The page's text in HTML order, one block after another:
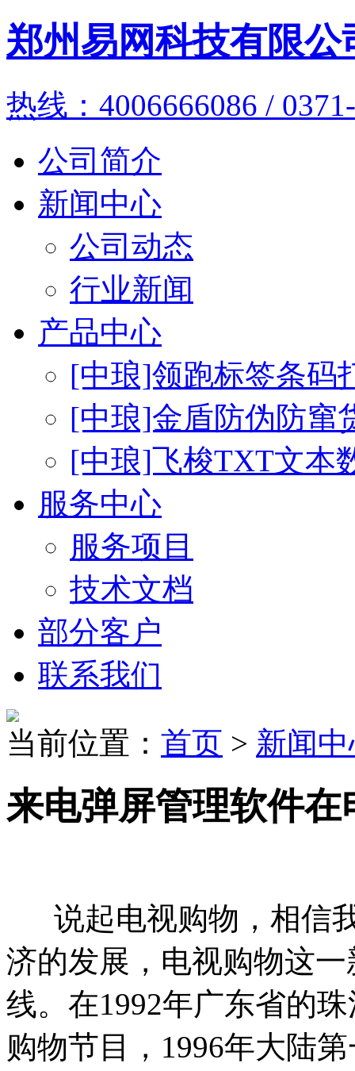
郑州易网科技有限公
热线：4006666086 /
公司简介
新闻中心
公司动态
行业新闻
产品中心
[中琅]领跑标签条码
[中琅]金盾防伪防窜
[中琅]飞梭TXT文本
服务中心
服务项目
技术文档
部分客户
联系我们
当前位置： 首页 > 新闻
来电弹屏管理软件
说起电视购物，相信
济的发展，电视购物这
线。在1992年广东省的
购物节目，1996年大陆